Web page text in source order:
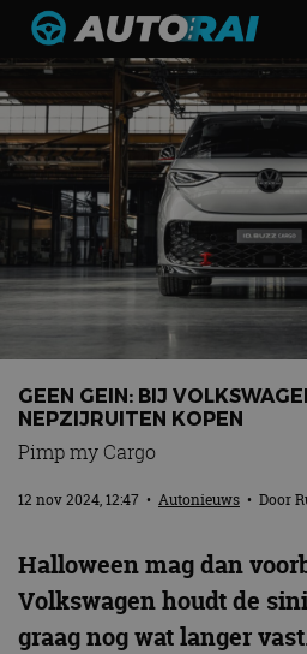
Autonieuws
Podcast
Autotests
Automerken
Adverteren
MotorRAI.nl
GEEN GEIN: BIJ
NEPZIJRUITEN KOPEN
Pimp my Cargo
12 nov 2024, 12:47 • Autonieuws • Door
Halloween mag dan
Volkswagen houdt de
graag nog wat langer